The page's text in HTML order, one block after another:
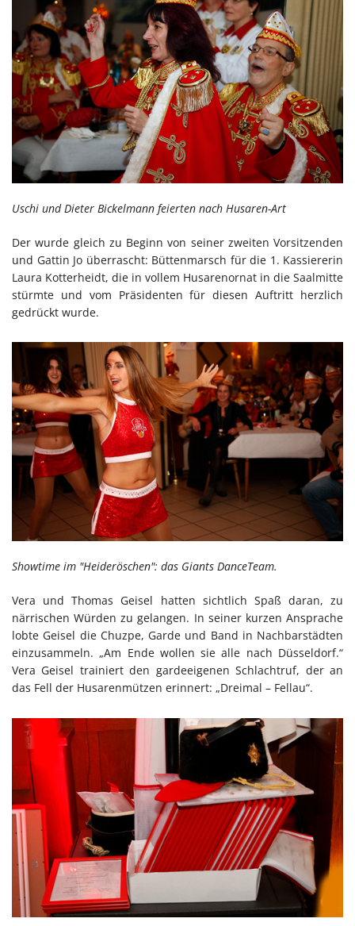
Uschi und Dieter Bickelmann feierten nach Husaren-Art
Der wurde gleich zu Beginn von seiner zweiten Vorsitzenden
und Gattin Jo überrascht: Büttenmarsch für die 1. Kassiererin
Laura Kotterheidt, die in vollem Husarenornat in die Saalmitte
stürmte und vom Präsidenten für diesen Auftritt herzlich
gedrückt wurde.
Showtime im "Heideröschen": das Giants DanceTeam.
Vera und Thomas Geisel hatten sichtlich Spaß daran, zu
närrischen Würden zu gelangen. In seiner kurzen Ansprache
lobte Geisel die Chuzpe, Garde und Band in Nachbarstädten
einzusammeln. „Am Ende wollen sie alle nach Düsseldorf.“
Vera Geisel trainiert den gardeeigenen Schlachtruf, der an
das Fell der Husarenmützen erinnert: „Dreimal – Fellau“.